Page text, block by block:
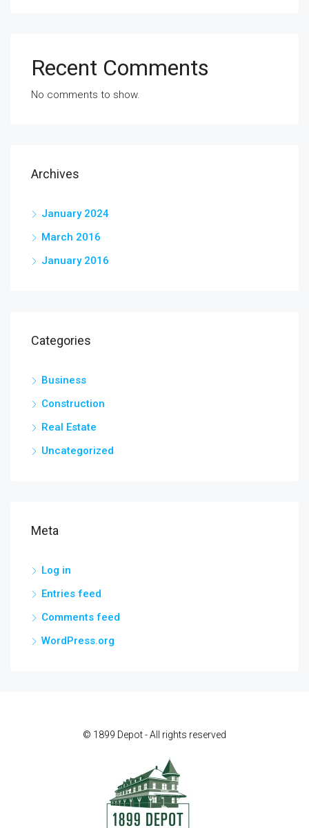
Recent Comments
No comments to show.
Archives
January 2024
March 2016
January 2016
Categories
Business
Construction
Real Estate
Uncategorized
Meta
Log in
Entries feed
Comments feed
WordPress.org
© 1899 Depot - All rights reserved